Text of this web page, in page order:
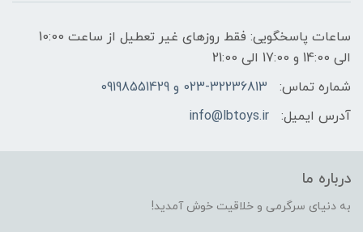
ساعات پاسخگویی: فقط روزهای غیر تعطیل از ساعت 10:00
الی 14:00 و 17:00 الی 21:00
شماره تماس:
023-32236813 و 09198551429
آدرس ایمیل:
info@lbtoys.ir
درباره ما
به دنیای سرگرمی و خلاقیت خوش آمدید!